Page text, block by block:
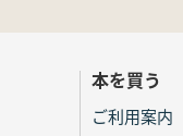
本を買う
ご利用案内